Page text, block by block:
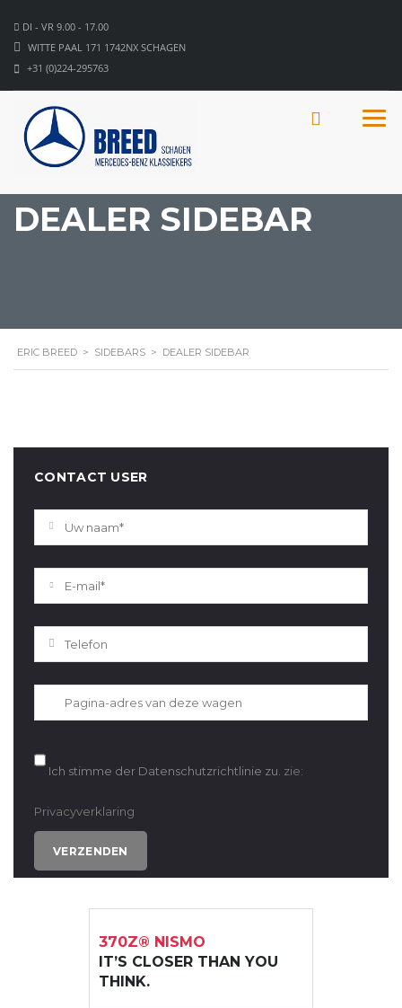
DI - VR 9.00 - 17.00
WITTE PAAL 171 1742NX SCHAGEN
+31 (0)224-295763
DEALER SIDEBAR
ERIC BREED > SIDEBARS > DEALER SIDEBAR
CONTACT USER
Ich stimme der Datenschutzrichtlinie zu. zie:
Privacyverklaring
370Z® NISMO
IT’S CLOSER THAN YOU
THINK.